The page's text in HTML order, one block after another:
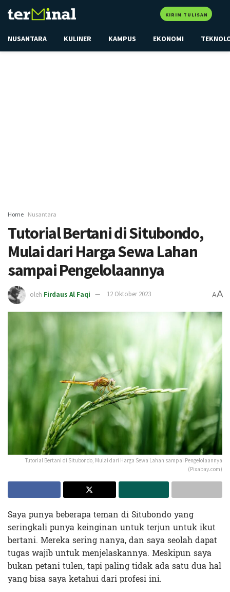
KIRIM TULISAN
NUSANTARA KULINER KAMPUS EKONOMI
Home Nusantara
Tutorial Bertani di Situbondo,
Mulai dari Harga Sewa Lahan
sampai Pengelolaannya
oleh Firdaus Al Faqi 12 Oktober 2023 AA
Tutorial Bertani di Situbondo, Mulai dari Harga Sewa Lahan sampai Pengelolaannya
(Pixabay.com)
Saya punya beberapa teman di Situbondo yang
seringkali punya keinginan untuk terjun untuk ikut
bertani. Mereka sering nanya, dan saya seolah dapat
tugas wajib untuk menjelaskannya. Meskipun saya
bukan petani tulen, tapi paling tidak ada satu dua hal
yang bisa saya ketahui dari profesi ini.